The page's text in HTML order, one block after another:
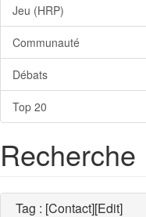
Jeu (HRP)
Communauté
Débats
Top 20
Recherche
Tag : [Contact][Edit]